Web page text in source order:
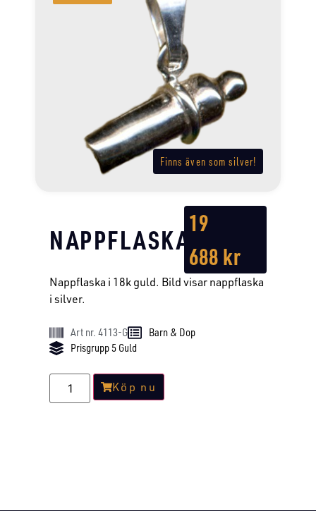
Finns även som silver!
NAPPFLASKA
19
688kr
Nappflaska i 18k guld. Bild visar nappflaska
i silver.
Art nr. 4113-G
Barn & Dop
Prisgrupp 5 Guld
Köp nu